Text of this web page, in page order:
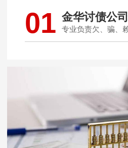
01 金华讨债公
专业负责欠、骗、